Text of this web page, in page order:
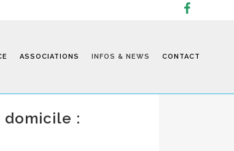
ASSOCIATIONS INFOS & NEWS CONTACT
domicile :